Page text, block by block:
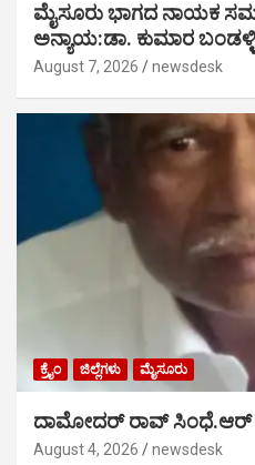
ಮೈಸೂರು ಭಾಗದ ನಾಯಕ
ಅನ್ಯಾಯ:ಡಾ. ಕುಮಾರ ಬಂಡಳ್ಳಿ
August 7, 2026 newsdesk
ಕ್ರೈಂ ಜಿಲ್ಲೆಗಳು ಮೈಸೂರು
ದಾಮೋದರ್ ರಾವ್ ಸಿಂಧೆ.ಆರ್
August 4, 2026 newsdesk